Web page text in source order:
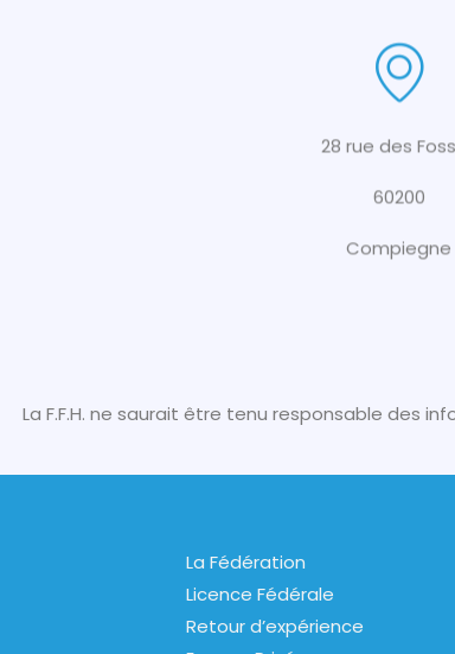
28 rue des
60200
Compiegne
La F.F.H. ne saurait être tenu responsable des
La Fédération
Licence Fédérale
Retour d’expérience